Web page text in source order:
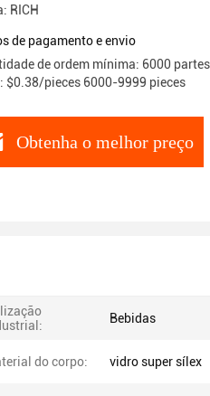
RICH
de pagamento e envio
de ordem mínima: 6000 partes
$0.38/pieces 6000-9999 pieces
Obtenha o melhor preço
Bebidas
do corpo: vidro super sílex